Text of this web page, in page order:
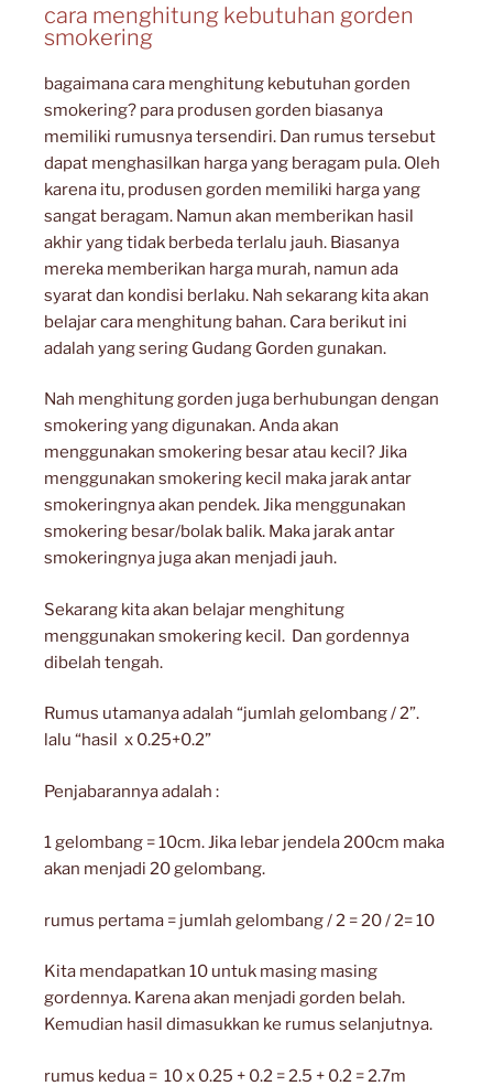
cara menghitung kebutuhan gorden
smokering
bagaimana cara menghitung kebutuhan gorden
smokering? para produsen gorden biasanya
memiliki rumusnya tersendiri. Dan rumus tersebut
dapat menghasilkan harga yang beragam pula. Oleh
karena itu, produsen gorden memiliki harga yang
sangat beragam. Namun akan memberikan hasil
akhir yang tidak berbeda terlalu jauh. Biasanya
mereka memberikan harga murah, namun ada
syarat dan kondisi berlaku. Nah sekarang kita akan
belajar cara menghitung bahan. Cara berikut ini
adalah yang sering Gudang Gorden gunakan.
Nah menghitung gorden juga berhubungan dengan
smokering yang digunakan. Anda akan
menggunakan smokering besar atau kecil? Jika
menggunakan smokering kecil maka jarak antar
smokeringnya akan pendek. Jika menggunakan
smokering besar/bolak balik. Maka jarak antar
smokeringnya juga akan menjadi jauh.
Sekarang kita akan belajar menghitung
menggunakan smokering kecil. Dan gordennya
dibelah tengah.
Rumus utamanya adalah “jumlah gelombang / 2”.
lalu “hasil x 0.25+0.2”
Penjabarannya adalah :
1 gelombang = 10cm. Jika lebar jendela 200cm maka
akan menjadi 20 gelombang.
rumus pertama = jumlah gelombang / 2 = 20 / 2= 10
Kita mendapatkan 10 untuk masing masing
gordennya. Karena akan menjadi gorden belah.
Kemudian hasil dimasukkan ke rumus selanjutnya.
rumus kedua = 10 x 0.25 + 0.2 = 2.5 + 0.2 = 2.7m